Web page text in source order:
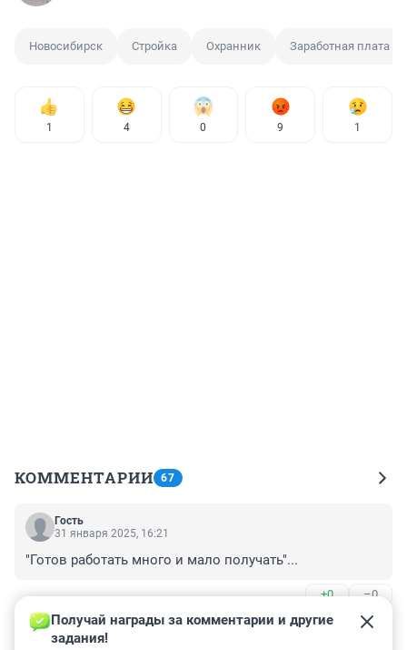
Новосибирск Стройка Охранник Заработная плата
1 4 0 9 1
КОММЕНТАРИИ 67
Гость
31 января 2025, 16:21
"Готов работать много и мало получать"...
+0 –0
Гость
31 января 2025, 15:39
Получай награды за комментарии и другие
задания!